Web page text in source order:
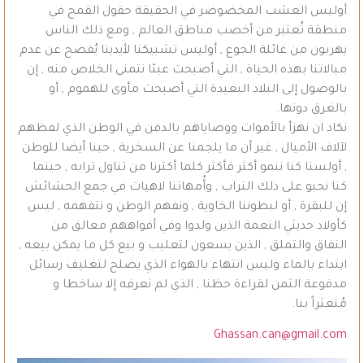
أوليس العشب المخضوضر في الحقيقة حقول القمح في
منطقة تُعتبر من أخصب مناطق العالم , ومع ذلك الناس
يهربون من غائلة الجوع , أوليس تشبيكنا لأيدينا يُفصح عن عدم
مبالاتنا بهذه الحياة , التي أصبحت عبئا نتمنى الخلاص منه , إن
بالوصول إلى البلاد البعيدة التي أصبحت مأوى للهموم , أو
بالغرق دونها.
نكاد ان نهزأ بالأموات ووصاياهم بالدفن في الوطن الذي لفظهم
لآلاف الأميال , غير أن ما يلجمنا عن السخرية , حبنا أيضا للوطن
, أولسنا كنا ننمو أكثر فأكثر كلما أكثرنا من تناول ترابه , حينما
كنا نحبو على ذلك التراب , وأُمهاتنا لاهيات في جمع الحشائش
إن للبقرة , أو لبطوننا الخاوية , ونفهم الوطن و نتفهمه , ليس
كأولاد حديثي النعمة الذين ولدوا وفي أفواههم معالق من
النفاق والتملق , الذين يسعون لتعليب و بيع كل ما يمكن بيعه ,
ابتداء بالماء وليس انتهاء بالهواء الذي يصلح لتغليف رسائل
مدفوعة الثمن لقراءة حظنا , الذي لم نعرفه إلا ساخطا و
مُتعثراً بنا.
Ghassan.can@gmail.com